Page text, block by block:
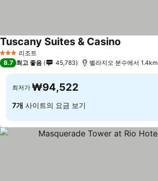
3 성급 리조트
Tuscany Suites & Casino
8.7 최고 좋음 45,783 벨라지오 분수에서 1.4km
최저가 ₩94,522
7개 사이트의 요금 보기